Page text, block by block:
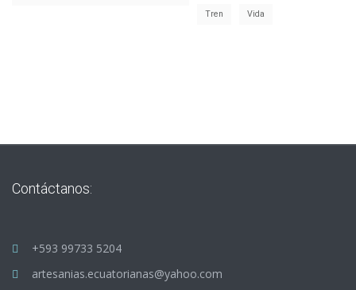
Tren Vida
Contáctanos:
+593 99733 5204
artesanias.ecuatorianas@yahoo.com